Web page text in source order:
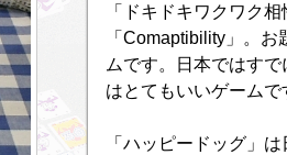
「ドキドキワクワク
「Comaptibility」。
ムです。日本ではす
はとてもいいゲームで
「ハッピードッグ」